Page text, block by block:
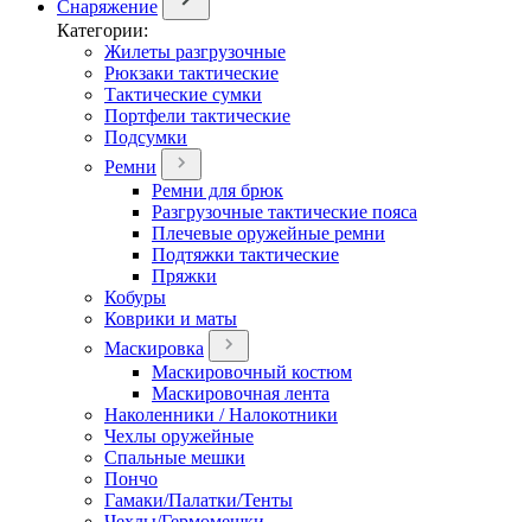
Снаряжение
Категории:
Жилеты разгрузочные
Рюкзаки тактические
Тактические сумки
Портфели тактические
Подсумки
Ремни
Ремни для брюк
Разгрузочные тактические пояса
Плечевые оружейные ремни
Подтяжки тактические
Пряжки
Кобуры
Коврики и маты
Маскировка
Маскировочный костюм
Маскировочная лента
Наколенники / Налокотники
Чехлы оружейные
Спальные мешки
Пончо
Гамаки/Палатки/Тенты